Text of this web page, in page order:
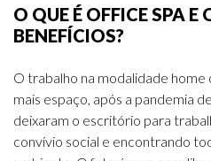
O QUE É OFFICE SPA E
BENEFÍCIOS?
O trabalho na modalidade
mais espaço, após a pandemia
deixaram o escritório para
convívio social e encontrando